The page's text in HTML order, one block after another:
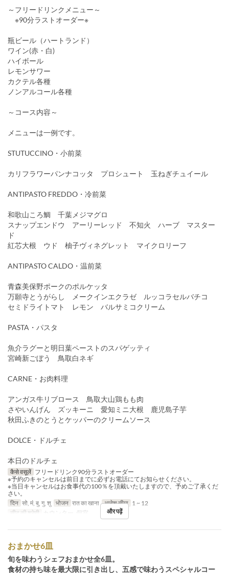
～フリードリンクメニュー～
※90分ラストオーダー※
瓶ビール（ハートランド）
ワイン(赤・白)
ハイボール
レモンサワー
カクテル各種
ノンアルコール各種
～コース内容～
メニューは一例です。
STUTUCCINO・小前菜
カリフラワーパンナコッタ プロシュート 玉ねぎチュイール
ANTIPASTO FREDDO・冷前菜
和歌山ころ鯛 千葉メジマグロ
スナップエンドウ アーリーレッド 不知火 ハーブ マスター
ド
紅芯大根 ウド 柚子ヴィネグレット マイクロリーフ
ANTIPASTO CALDO・温前菜
青森美保野ポークのポルケッタ
万願寺とうがらし メークインエクラゼ ルッコラセルバチコ
セミドライトマト レモン バルサミコクリーム
PASTA・パスタ
魚介ラグーと明日葉ペーストのスパゲッティ
宮崎新ごぼう 鳥取白ネギ
CARNE・お肉料理
アンガス牛リブロース 鳥取大山鶏もも肉
さやいんげん ズッキーニ 愛知ミニ大根 鹿児島子芋
秋田ふきのとうとケッパーのクリームソース
DOLCE・ドルチェ
本日のドルチェ
कैसे वसूलें フリードリンク90分ラストオーダー
※予約のキャンセルは前日までに必ずお電話にてお知らせください。
※当日キャンセルはお食事代の100％を頂戴いたしますので、予めご了承くだ
さい。
दिन सो, मं, बु, गु, शु भोजन रात का खाना आदेश सीमा 1 ~ 12
सीट की श्रेणी
カウンター, 個室 और पढ़ें
おまかせ6皿
旬を味わうシェフおまかせ全6皿。
食材の持ち味を最大限に引き出し、五感で味わうスペシャルコー